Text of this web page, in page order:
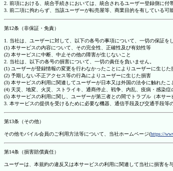
2. 前項における、統合手続きにおいては、統合されるユーザー登録側に付
3. 前二項に拘わらず、当該ユーザーが転売屋等、商業目的を有している
第12条（非保証・免責）
1. 当社は、ユーザーに対して、以下の各号の事項について、一切の保証を
(1) 本サービスの内容について、その完全性、正確性及び有効性等
(2) 本サービスに中断、中止その他の障害が生じないこと
2. 当社は、以下の各号の損害について、一切の責任を負いません。
(1) ユーザーが登録情報の変更を行わなかったことによりユーザーに生じた
(2) 予期しない不正アクセス等の行為によりユーザーに生じた損害
(3) 本サービスの利用に関連してユーザーが日本又は外国の法令に触れた
(4) 天災、地変、火災、ストライキ、通商停止、戦争、内乱、疫病・感染
(5) 本サービスの利用に関し、ユーザーが第三者との間でトラブル（本サ
3. 本サービスの提供を受けるために必要な機器、通信手段及び交通手段
第13条（その他）
その他モバイル会員のご利用方法等について、当社ホームページ(https://
第14条（損害賠償責任）
ユーザーは、本規約の違反又は本サービスの利用に関連して当社に損害を